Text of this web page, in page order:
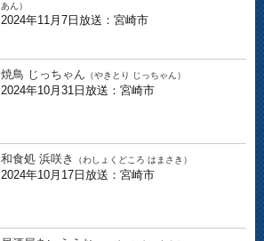
あん）
2024年11月7日放送：宮崎市
焼鳥 じっちゃん （やきとり じっちゃん）
2024年10月31日放送：宮崎市
和食処 浜咲き （わしょくどころ はまさき）
2024年10月17日放送：宮崎市